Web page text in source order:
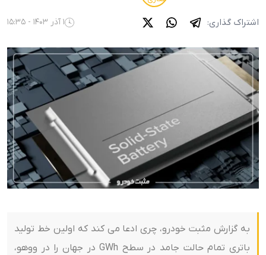
اشتراک گذاری: 1 آذر 1403 - 15:35
به گزارش مثبت خودرو، چری ادعا می کند که اولین خط تولید
باتری تمام حالت جامد در سطح GWh در جهان را در ووهو،